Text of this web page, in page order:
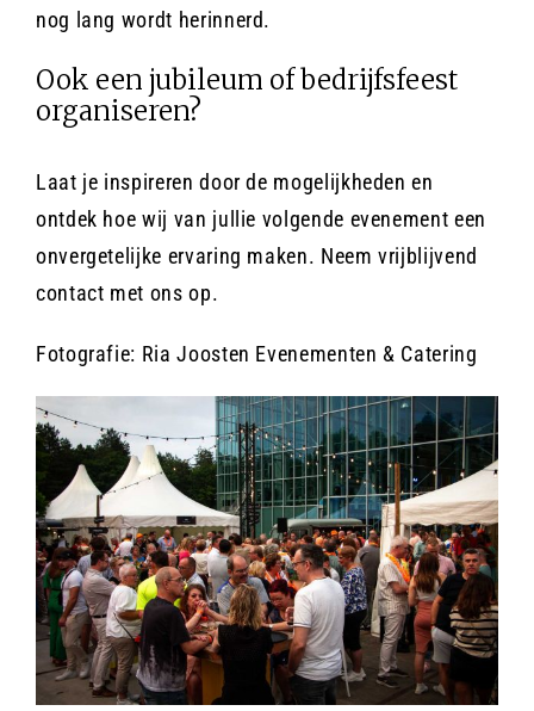
nog lang wordt herinnerd.
Ook een jubileum of bedrijfsfeest
organiseren?
Laat je inspireren door de mogelijkheden en
ontdek hoe wij van jullie volgende evenement een
onvergetelijke ervaring maken. Neem vrijblijvend
contact met ons op.
Fotografie: Ria Joosten Evenementen & Catering